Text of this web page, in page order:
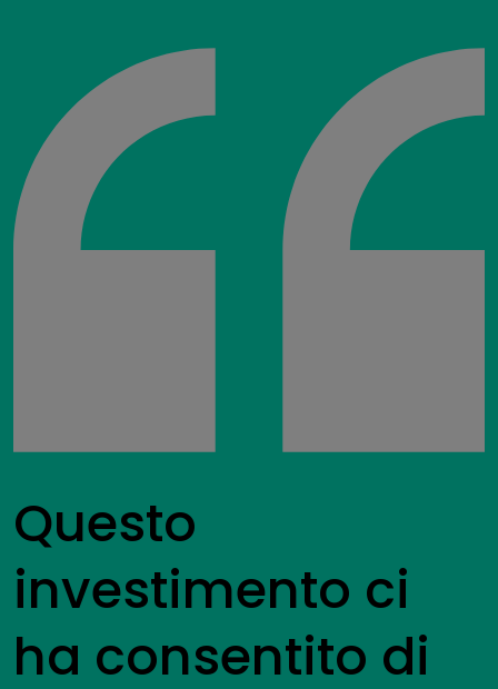
Questo
investimento ci
ha consentito di